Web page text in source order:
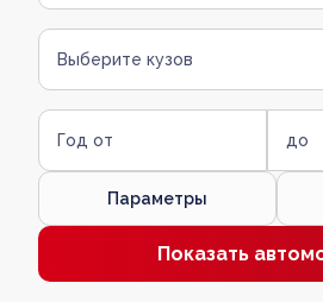
Выберите кузов
Год от до
Параметры
Показать